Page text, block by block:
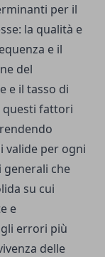
per il
la qualità e
e il
del
e il tasso di
questi fattori
valide per ogni
che
su cui
e
errori più
delle